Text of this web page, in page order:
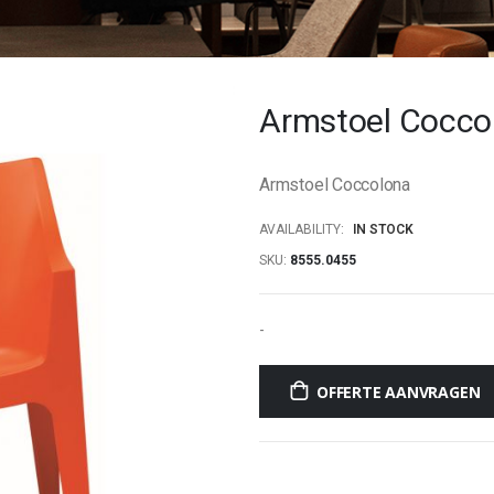
Armstoel
Armstoel Coccolona
AVAILABILITY:
IN STOCK
SKU 8555.0455
-
OFFERTE AANVRAGEN